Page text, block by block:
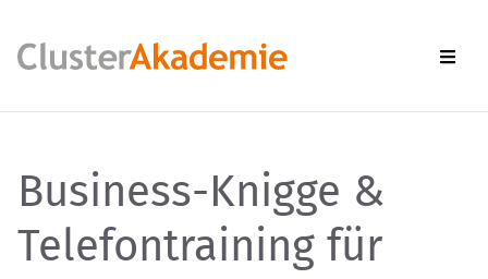
Business-Knigge &
Telefontraining für